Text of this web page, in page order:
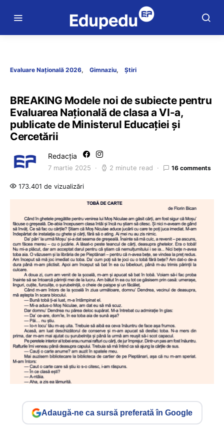
Evaluare Națională 2026 Gimnaziu Știri
BREAKING Modele noi de subiecte pentru
Evaluarea Națională de clasa a VI-a,
publicate de Ministerul Educației și
Cercetării
Redacția
7 martie 2025 2 minute read 16 comments
173.401 de vizualizări
Adaugă-ne ca sursă preferată în Google